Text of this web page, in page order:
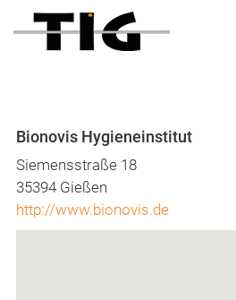
Bionovis Hygieneinstitut
Siemensstraße 18
35394 Gießen
http://www.bionovis.de